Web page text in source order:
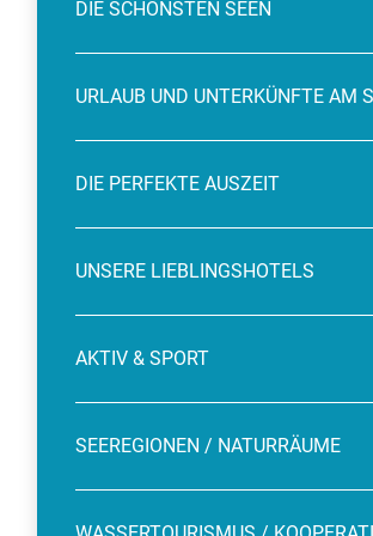
DIE SCHÖNSTEN SEEN
URLAUB UND UNTERKÜNFTE AM
DIE PERFEKTE AUSZEIT
UNSERE LIEBLINGSHOTELS
AKTIV & SPORT
SEEREGIONEN / NATURRÄUME